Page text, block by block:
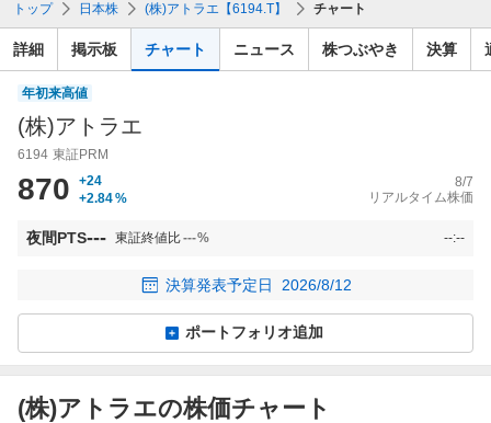
検
索
トップ 日本株 (株)アトラエ【6194.T】 チャート
詳細 掲示板 チャート ニュース 株つぶやき 決算
年初来高値
(株)アトラエ
6194 東証PRM
870
+24
+2.84%
8/7
リアルタイム株価
夜間PTS--- 東証終値比---% --:--
決算発表予定日 2026/8/12
ポートフォリオ追加
(株)アトラエの株価チャート